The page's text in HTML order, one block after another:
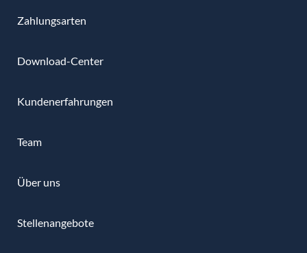
Zahlungsarten
Download-Center
Kundenerfahrungen
Team
Über uns
Stellenangebote